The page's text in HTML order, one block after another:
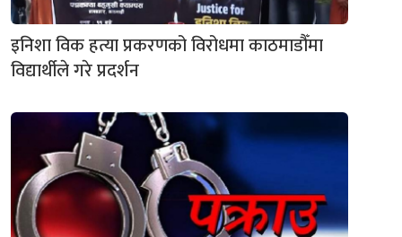
इनिशा विक हत्या प्रकरणको विरोधमा काठमाडौँमा
विद्यार्थीले गरे प्रदर्शन